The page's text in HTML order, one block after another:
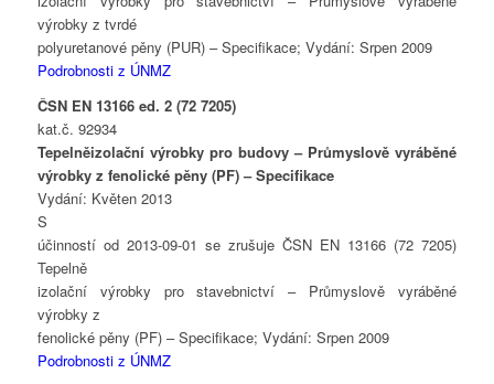
výrobky z tvrdé
polyuretanové pěny (PUR) – Specifikace; Vydání: Srpen 2009
Podrobnosti z ÚNMZ
ČSN EN 13166 ed. 2 (72 7205)
kat.č. 92934
Tepelněizolační výrobky pro budovy – Průmyslově vyráběné
výrobky z fenolické pěny (PF) – Specifikace
Vydání: Květen 2013
S
účinností od 2013-09-01 se zrušuje ČSN EN 13166 (72 7205)
Tepelně
izolační výrobky pro stavebnictví – Průmyslově vyráběné
výrobky z
fenolické pěny (PF) – Specifikace; Vydání: Srpen 2009
Podrobnosti z ÚNMZ